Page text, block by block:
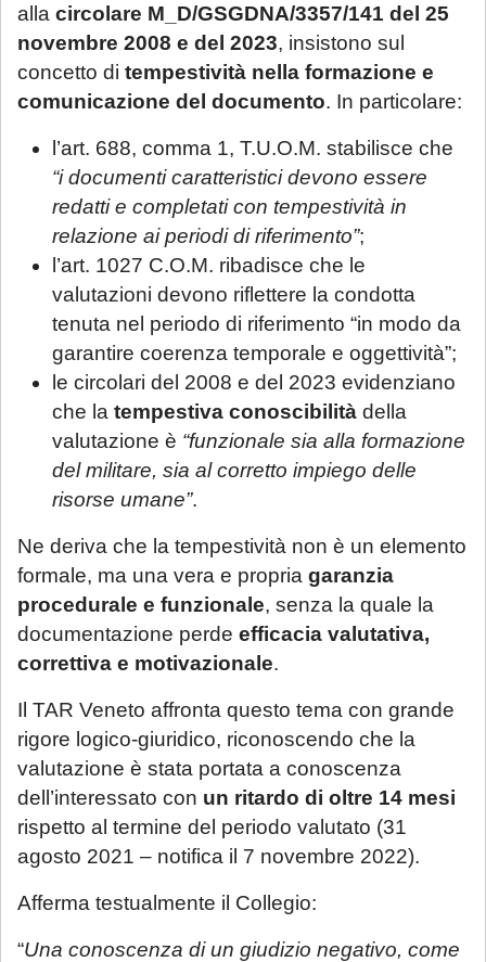
alla circolare M_D/GSGDNA/3357/141 del 25
novembre 2008 e del 2023, insistono sul
concetto di tempestività nella formazione e
comunicazione del documento. In particolare:
l’art. 688, comma 1, T.U.O.M. stabilisce che
“i documenti caratteristici devono essere
redatti e completati con tempestività in
relazione ai periodi di riferimento”;
l’art. 1027 C.O.M. ribadisce che le
valutazioni devono riflettere la condotta
tenuta nel periodo di riferimento “in modo da
garantire coerenza temporale e oggettività”;
le circolari del 2008 e del 2023 evidenziano
che la tempestiva conoscibilità della
valutazione è “funzionale sia alla formazione
del militare, sia al corretto impiego delle
risorse umane”.
Ne deriva che la tempestività non è un elemento
formale, ma una vera e propria garanzia
procedurale e funzionale, senza la quale la
documentazione perde efficacia valutativa,
correttiva e motivazionale.
Il TAR Veneto affronta questo tema con grande
rigore logico-giuridico, riconoscendo che la
valutazione è stata portata a conoscenza
dell’interessato con un ritardo di oltre 14 mesi
rispetto al termine del periodo valutato (31
agosto 2021 – notifica il 7 novembre 2022).
Afferma testualmente il Collegio:
“Una conoscenza di un giudizio negativo, come